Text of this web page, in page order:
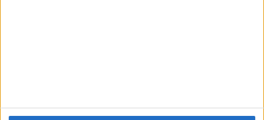
Para João Ferreira esta será a terceira participação no